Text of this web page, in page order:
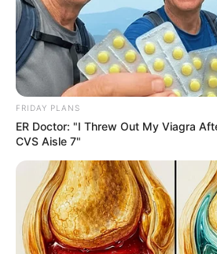
BRAINBERRIES
Did You Notice How Natural
Looked In The Movie?
FRIDAY PLANS
ER Doctor: "I Threw Out My Viagra
CVS Aisle 7"